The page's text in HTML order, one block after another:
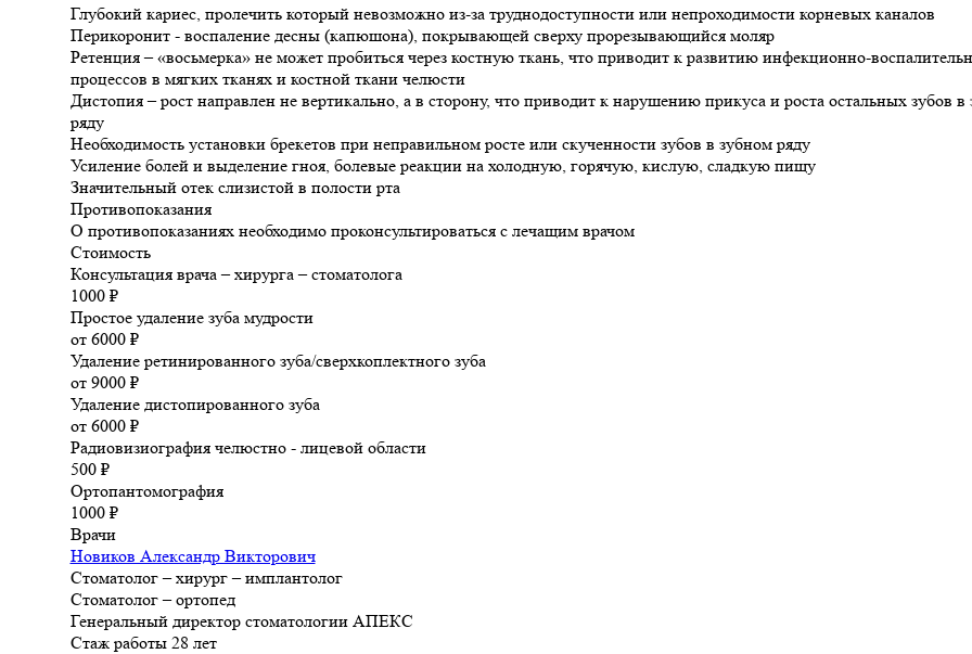
Глубокий кариес, пролечить который невозможно из-за труднодоступности или непроходимости корневых каналов
Перикоронит - воспаление десны (капюшона), покрывающей сверху прорезывающийся моляр
Ретенция – «восьмерка» не может пробиться через костную ткань, что приводит к развитию инфекционно-
процессов в мягких тканях и костной ткани челюсти
Дистопия – рост направлен не вертикально, а в сторону, что приводит к нарушению прикуса и роста остальных зубов в
ряду
Необходимость установки брекетов при неправильном росте или скученности зубов в зубном ряду
Усиление болей и выделение гноя, болевые реакции на холодную, горячую, кислую, сладкую пищу
Значительный отек слизистой в полости рта
Противопоказания
О противопоказаниях необходимо проконсультироваться с лечащим врачом
Стоимость
Консультация врача – хирурга – стоматолога
1000 ₽
Простое удаление зуба мудрости
от 6000 ₽
Удаление ретинированного зуба/сверхкоплектного зуба
от 9000 ₽
Удаление дистопированного зуба
от 6000 ₽
Радиовизиография челюстно - лицевой области
500 ₽
Ортопантомография
1000 ₽
Врачи
Новиков Александр Викторович
Стоматолог – хирург – имплантолог
Стоматолог – ортопед
Генеральный директор стоматологии АПЕКС
Стаж работы 28 лет